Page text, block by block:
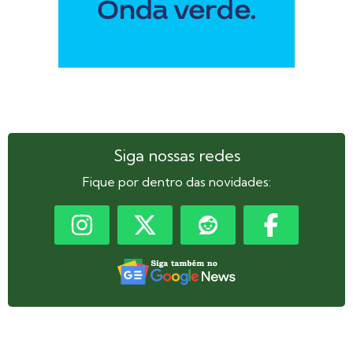
Siga nossas redes
Fique por dentro das novidades: